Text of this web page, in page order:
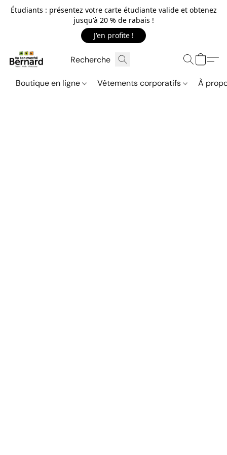
Étudiants : présentez votre carte étudiante valide et obtenez
jusqu'à 20 % de rabais !
J'en profite !
Boutique en ligne Vêtements corporatifs À